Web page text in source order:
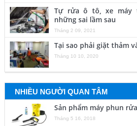
Tự rửa ô tô, xe máy
những sai lầm sau
Tháng 2 09, 2021
Tại sao phải giặt thảm
Tháng 10 10, 2020
NHIỀU NGƯỜI QUAN TÂM
Sản phẩm máy phun
Tháng 5 16, 2018